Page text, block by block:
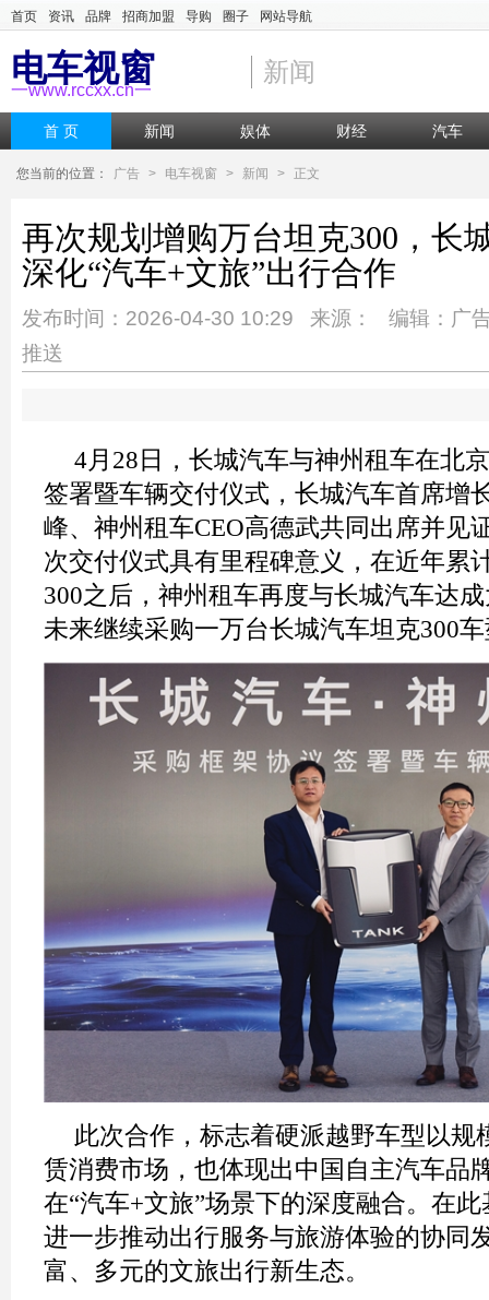
首页 资讯 品牌 招商加盟 导购 圈子 网站导航
电车视窗
一www.rccxx.cn一
新闻
首 页 新闻 娱体 财经 汽车
您当前的位置： 广告 > 电车视窗 > 新闻 > 正文
再次规划增购万台坦克300，长
深化“汽车+文旅”出行合作
发布时间：2026-04-30 10:29 来源： 编辑：广
推送
4月28日，长城汽车与神州租车在北
签署暨车辆交付仪式，长城汽车首席增
峰、神州租车CEO高德武共同出席并见
次交付仪式具有里程碑意义，在近年累
300之后，神州租车再度与长城汽车达
未来继续采购一万台长城汽车坦克300
此次合作，标志着硬派越野车型以规
赁消费市场，也体现出中国自主汽车品
在“汽车+文旅”场景下的深度融合。在
进一步推动出行服务与旅游体验的协同
富、多元的文旅出行新生态。